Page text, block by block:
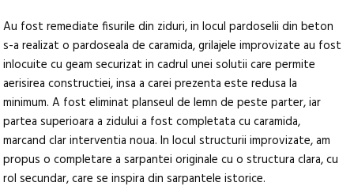
Au fost remediate fisurile din ziduri, in locul pardoselii din beton
s-a realizat o pardoseala de caramida, grilajele improvizate au fost
inlocuite cu geam securizat in cadrul unei solutii care permite
aerisirea constructiei, insa a carei prezenta este redusa la
minimum. A fost eliminat planseul de lemn de peste parter, iar
partea superioara a zidului a fost completata cu caramida,
marcand clar interventia noua. In locul structurii improvizate, am
propus o completare a sarpantei originale cu o structura clara, cu
rol secundar, care se inspira din sarpantele istorice.